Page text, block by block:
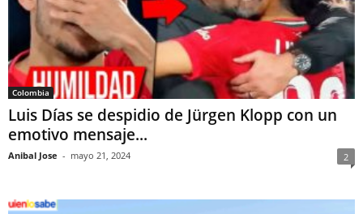
Colombia
Luis Días se despidio de Jürgen Klopp con un
emotivo mensaje...
Anibal Jose - mayo 21, 2024 2